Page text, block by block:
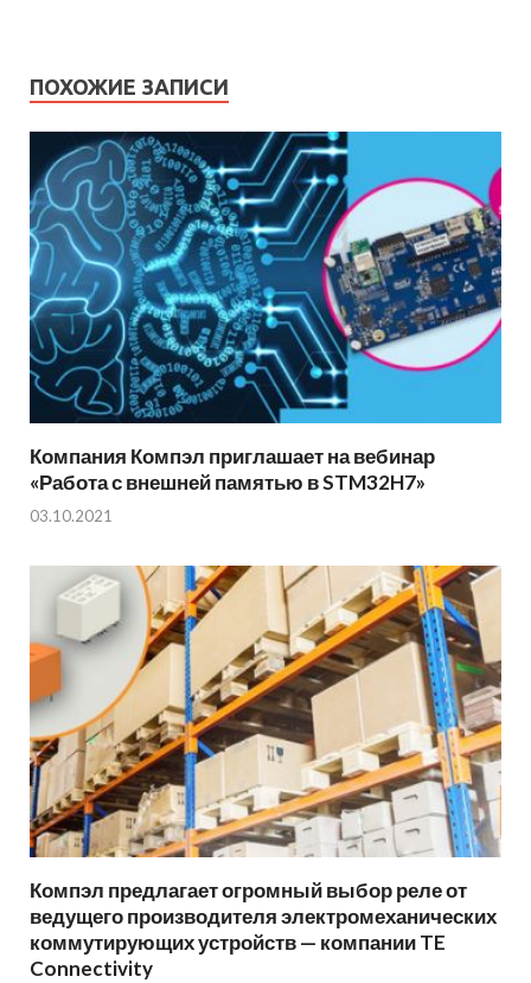
ПОХОЖИЕ ЗАПИСИ
Компания Компэл приглашает на вебинар
«Работа с внешней памятью в STM32H7»
03.10.2021
Компэл предлагает огромный выбор реле от
ведущего производителя электромеханических
коммутирующих устройств — компании TE
Connectivity